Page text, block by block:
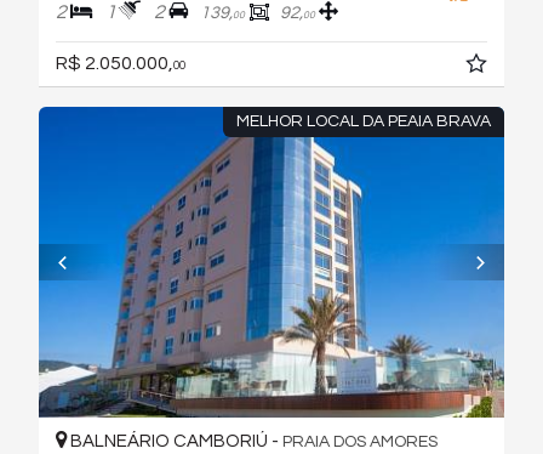
2 1 2 139,00 92,00
R$ 2.050.000,00
MELHOR LOCAL DA PEAIA BRAVA
BALNEÁRIO CAMBORIÚ - PRAIA DOS AMORES